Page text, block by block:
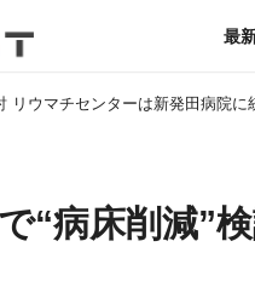
最
ウマチセンターは新発田病院に
“病床削減”